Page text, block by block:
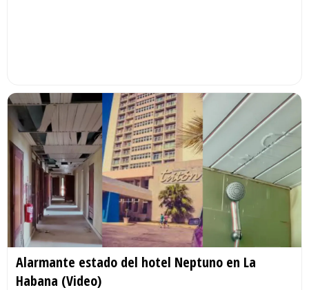
Alarmante estado del hotel Neptuno en La
Habana (Video)